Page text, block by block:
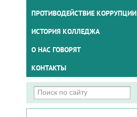
ПРОТИВОДЕЙСТВИЕ КОРРУПЦИИ
ИСТОРИЯ КОЛЛЕДЖА
О НАС ГОВОРЯТ
КОНТАКТЫ